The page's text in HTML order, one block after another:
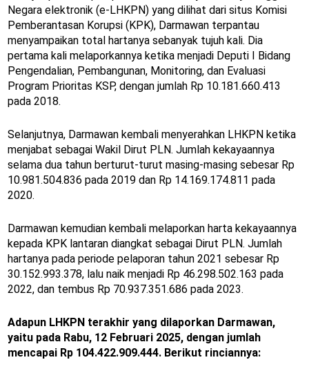
Negara elektronik (e-LHKPN) yang dilihat dari situs Komisi
Pemberantasan Korupsi (KPK), Darmawan terpantau
menyampaikan total hartanya sebanyak tujuh kali. Dia
pertama kali melaporkannya ketika menjadi Deputi I Bidang
Pengendalian, Pembangunan, Monitoring, dan Evaluasi
Program Prioritas KSP, dengan jumlah Rp 10.181.660.413
pada 2018.
Selanjutnya, Darmawan kembali menyerahkan LHKPN ketika
menjabat sebagai Wakil Dirut PLN. Jumlah kekayaannya
selama dua tahun berturut-turut masing-masing sebesar Rp
10.981.504.836 pada 2019 dan Rp 14.169.174.811 pada
2020.
Darmawan kemudian kembali melaporkan harta kekayaannya
kepada KPK lantaran diangkat sebagai Dirut PLN. Jumlah
hartanya pada periode pelaporan tahun 2021 sebesar Rp
30.152.993.378, lalu naik menjadi Rp 46.298.502.163 pada
2022, dan tembus Rp 70.937.351.686 pada 2023.
Adapun LHKPN terakhir yang dilaporkan Darmawan,
yaitu pada Rabu, 12 Februari 2025, dengan jumlah
mencapai Rp 104.422.909.444. Berikut rinciannya: